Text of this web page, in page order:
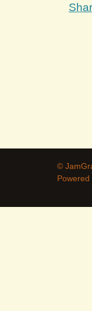
©
Powered